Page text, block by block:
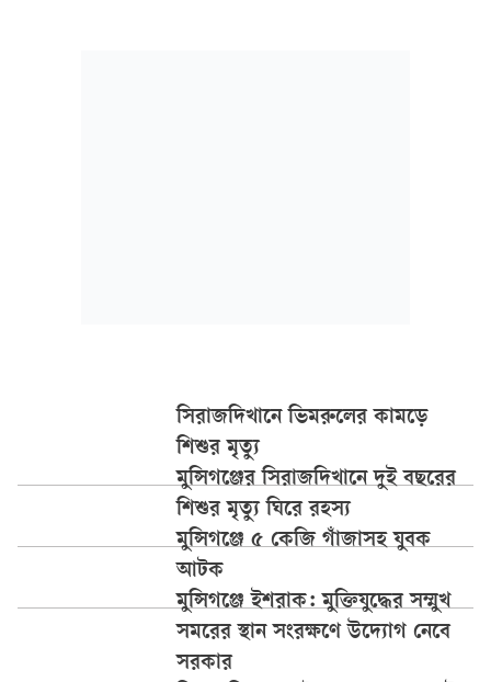
সিরাজদিখানে ভিমরুলের কামড়ে
শিশুর মৃত্যু
মুন্সিগঞ্জের সিরাজদিখানে দুই বছরের
শিশুর মৃত্যু ঘিরে রহস্য
মুন্সিগঞ্জে ৫ কেজি গাঁজাসহ যুবক
আটক
মুন্সিগঞ্জে ইশরাক: মুক্তিযুদ্ধের সম্মুখ
সমরের স্থান সংরক্ষণে উদ্যোগ নেবে
সরকার